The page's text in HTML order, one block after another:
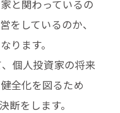
と関わっているの
をしているのか、
ります。
個人投資家の将来
全化を図るため
断をします。